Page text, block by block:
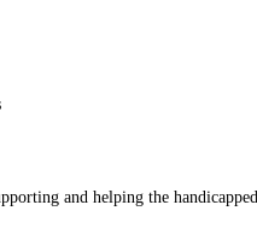
and helping the handicapped